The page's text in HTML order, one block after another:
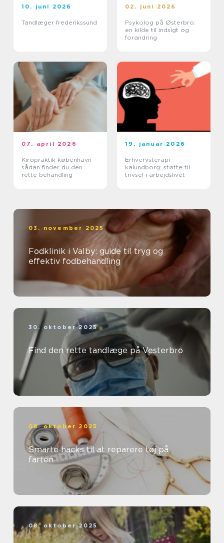
10. juni 2026
Tandlæger frederikssund
02. juni 2026
Psykolog på Østerbro:
en kilde til indsigt og
forandring
07. april 2026
Kiropraktik københavn
sådan finder du den
rette behandling
19. januar 2026
Erhvervsterapi
kalundborg: støtte til
trivsel i arbejdslivet
03. november 2025
Fodklinik i Valby: guide til tryg og
effektiv fodbehandling
30. oktober 2025
Find den rette tandlæge på Vesterbro
08. oktober 2025
Smarte hacks til at reparere tøj på
farten
08. oktober 2025